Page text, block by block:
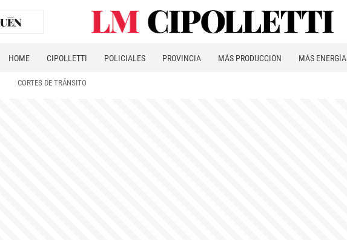
HOME CIPOLLETTI POLICIALES PROVINCIA MÁS PRODUCCIÓN MÁS ENERGÍA
CORTES DE TRÁNSITO